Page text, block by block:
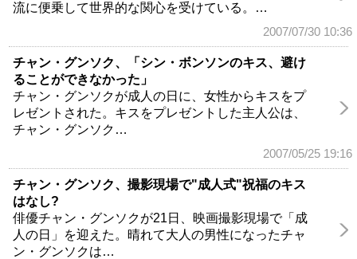
流に便乗して世界的な関心を受けている。…
2007/07/30 10:36
チャン・グンソク、「シン・ボンソンのキス、避け
ることができなかった」
チャン・グンソクが成人の日に、女性からキスをプ
レゼントされた。キスをプレゼントした主人公は、
チャン・グンソク…
2007/05/25 19:16
チャン・グンソク、撮影現場で"成人式"祝福のキス
はなし?
俳優チャン・グンソクが21日、映画撮影現場で「成
人の日」を迎えた。晴れて大人の男性になったチャ
ン・グンソクは…